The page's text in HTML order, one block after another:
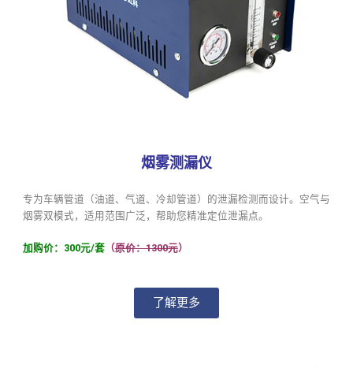
烟雾测漏仪
专为车辆管道（油道、气道、冷却管道）的泄漏检测而设计。空气与
烟雾双模式，适用范围广泛，帮助您精准定位泄漏点。
加购价：300元/套（原价：1300元）
了解更多